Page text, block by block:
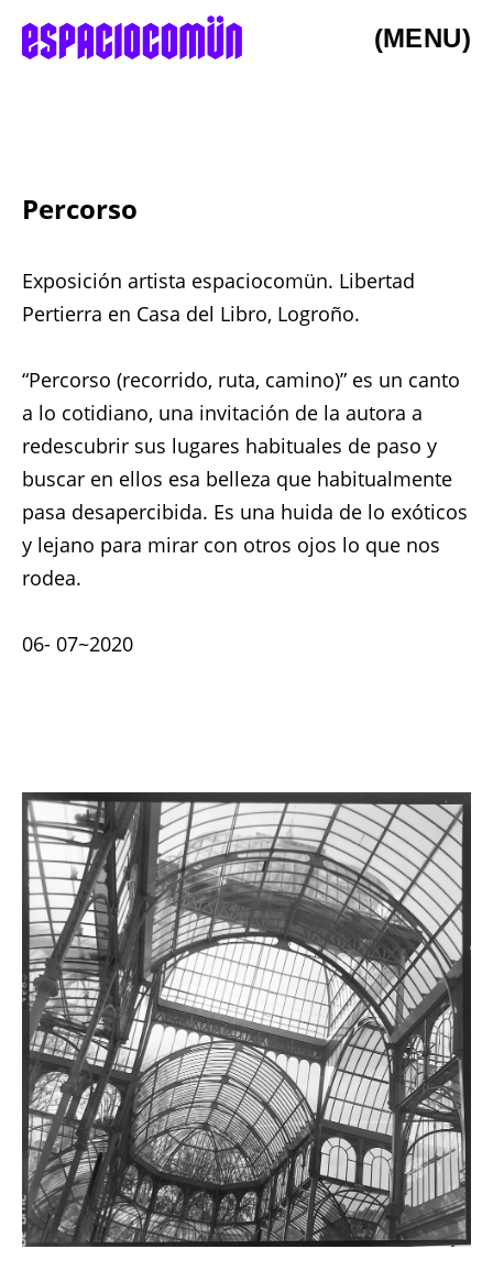
(MENU)
Percorso
Exposición artista espaciocomün. Libertad
Pertierra en Casa del Libro, Logroño.
“Percorso (recorrido, ruta, camino)” es un canto
a lo cotidiano, una invitación de la autora a
redescubrir sus lugares habituales de paso y
buscar en ellos esa belleza que habitualmente
pasa desapercibida. Es una huida de lo exóticos
y lejano para mirar con otros ojos lo que nos
rodea.
06- 07~2020